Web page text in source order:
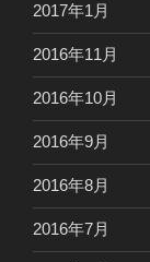
2017年1月
2016年11月
2016年10月
2016年9月
2016年8月
2016年7月